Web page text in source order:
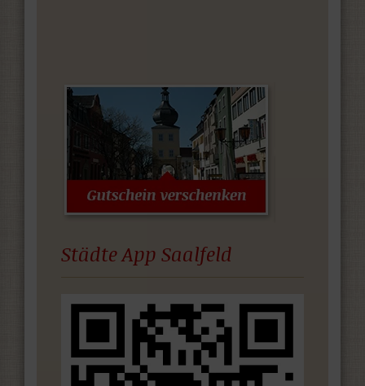
Städte App Saalfeld